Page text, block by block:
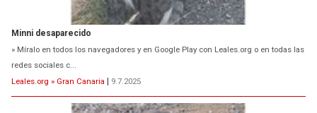
Minni desaparecido
» Míralo en todos los navegadores y en Google Play con Leales.org o en todas las
redes sociales c...
Leales.org » Gran Canaria | 9.7.2025